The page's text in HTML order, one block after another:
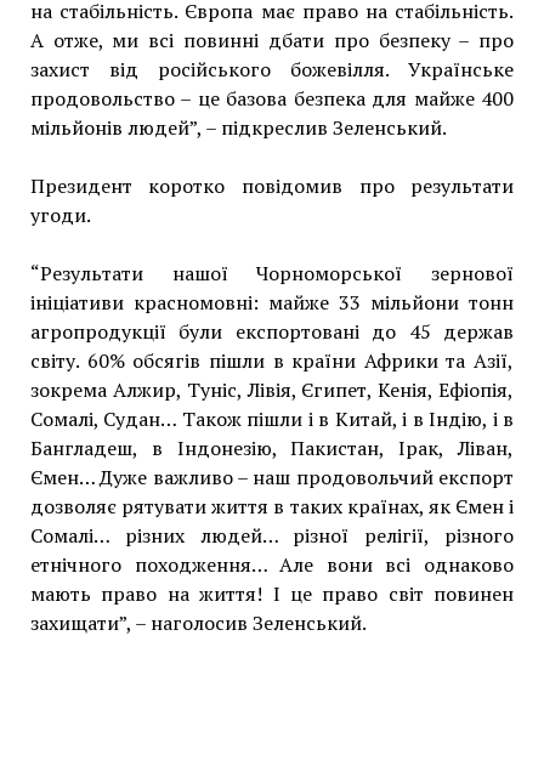
на стабільність. Європа має право на стабільність.
А отже, ми всі повинні дбати про безпеку – про
захист від російського божевілля. Українське
продовольство – це базова безпека для майже 400
мільйонів людей”, – підкреслив Зеленський.
Президент коротко повідомив про результати
угоди.
“Результати нашої Чорноморської зернової
ініціативи красномовні: майже 33 мільйони тонн
агропродукції були експортовані до 45 держав
світу. 60% обсягів пішли в країни Африки та Азії,
зокрема Алжир, Туніс, Лівія, Єгипет, Кенія, Ефіопія,
Сомалі, Судан… Також пішли і в Китай, і в Індію, і в
Бангладеш, в Індонезію, Пакистан, Ірак, Ліван,
Ємен… Дуже важливо – наш продовольчий експорт
дозволяє рятувати життя в таких країнах, як Ємен і
Сомалі… різних людей… різної релігії, різного
етнічного походження… Але вони всі однаково
мають право на життя! І це право світ повинен
захищати”, – наголосив Зеленський.